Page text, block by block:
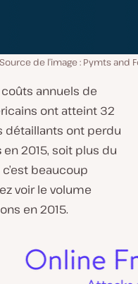
de l’image : Pymts and
coûts annuels de
ont atteint 32
détaillants ont perdu
en 2015, soit plus du
beaucoup
voir le volume
en 2015.